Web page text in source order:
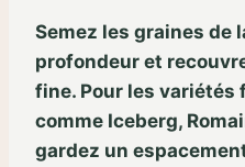
Semez les graines de
profondeur et
fine. Pour les
comme Iceberg,
gardez un